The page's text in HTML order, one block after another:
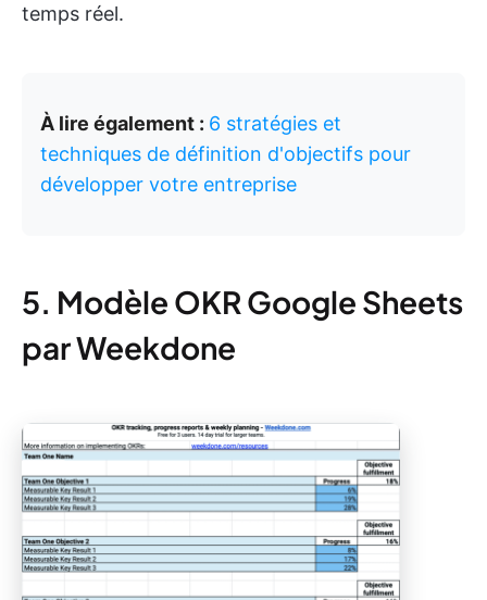
temps réel.
À lire également : 6 stratégies et
techniques de définition d'objectifs pour
développer votre entreprise
5. Modèle OKR Google Sheets
par Weekdone